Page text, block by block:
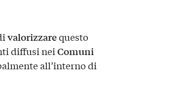
valorizzarequesto
diffusi neiComuni
all’interno di